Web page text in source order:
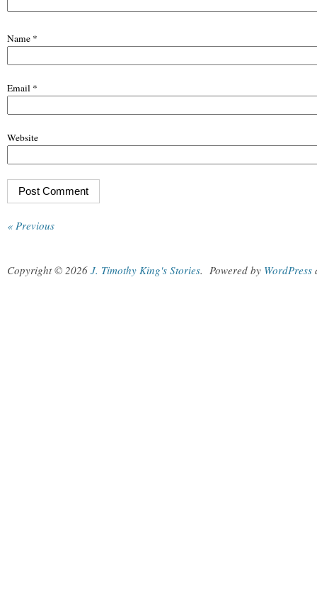
Name *
Email *
Website
« Previous
Copyright © 2026 J. Timothy King's Stories. Powered by WordPress